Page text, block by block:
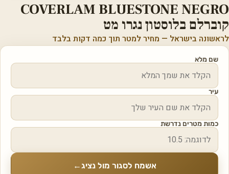
COVERLAM BLUESTONE NEGRO
קוברלם בלוסטון נגרו מט
לראשונה בישראל — מחיר למטר תוך כמה דקות בלבד
שם מלא
עיר
כמות מטרים נדרשת
אשמח לסגור מול נציג←